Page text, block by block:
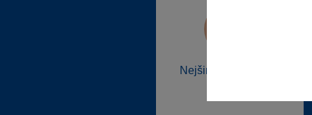
Nejširší sortiment na